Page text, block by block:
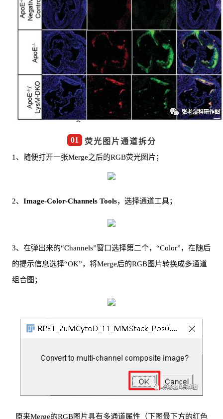
01 荧光图片通道拆分
1、随便打开一张Merge之后的RGB荧光图片；
2、 Image-Color-Channels Tools，选择通道工具；
3、在弹出来的“Channels”窗口选择第二个，“Color”，在随后
的提示信息选择“OK”，将Merge后的RGB图片转换成多通道
组合图；
原来Merge的RGB图片具有多通道属性（下图最下方的红色